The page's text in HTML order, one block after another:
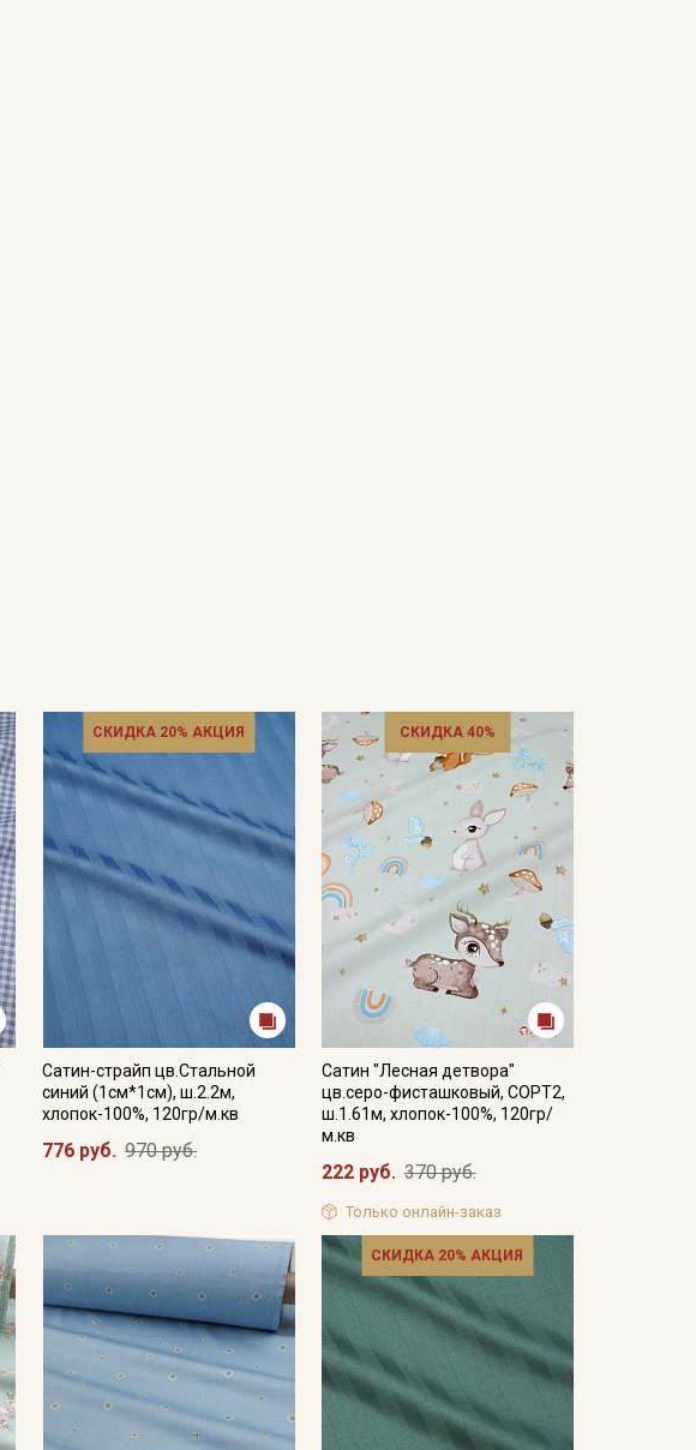
СКИДКА 20% АКЦИЯ
Сатин-страйп цв.Стальной
синий (1см*1см), ш.2.2м,
хлопок-100%, 120гр/м.кв
776 руб. 970 руб.
СКИДКА 40%
Сатин "Лесная детвора"
цв.серо-фисташковый, СОРТ2,
ш.1.61м, хлопок-100%, 120гр/
м.кв
222 руб. 370 руб.
Только онлайн-заказ
СКИДКА 20% АКЦИЯ